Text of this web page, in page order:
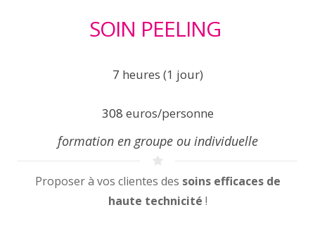
SOIN PEELING
7 heures (1 jour)
308 euros/personne
formation en groupe ou individuelle
Proposer à vos clientes des soins efficaces de
haute technicité !